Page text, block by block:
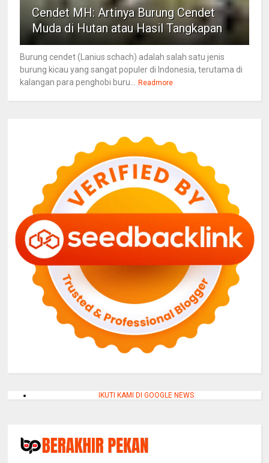
Cendet MH: Artinya Burung Cendet
Muda di Hutan atau Hasil Tangkapan
Burung cendet (Lanius schach) adalah salah satu jenis
burung kicau yang sangat populer di Indonesia, terutama di
kalangan para penghobi buru...
Readmore
IKUTI KAMI DI GOOGLE NEWS